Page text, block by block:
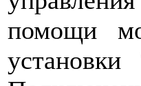
помощи